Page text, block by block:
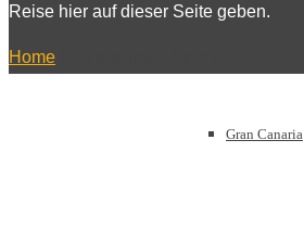
Teneriffa
Gran Canaria
Reise hier auf dieser Seite geben.
Home